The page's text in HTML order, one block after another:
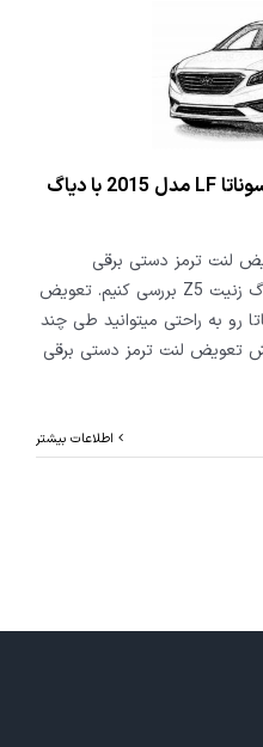
تعویض لنت ترمز دستی برقی سوناتا LF مدل 2015 با دیاگ
لنت ترمز دستی برقی
هیوندای سوناتا LF 2015 رو با دیاگ زنیت Z5 بررسی کنیم. تعویض
رو به راحتی میتوانید طی چند
تعویض لنت ترمز دستی برقی
اطلاعات بیشتر